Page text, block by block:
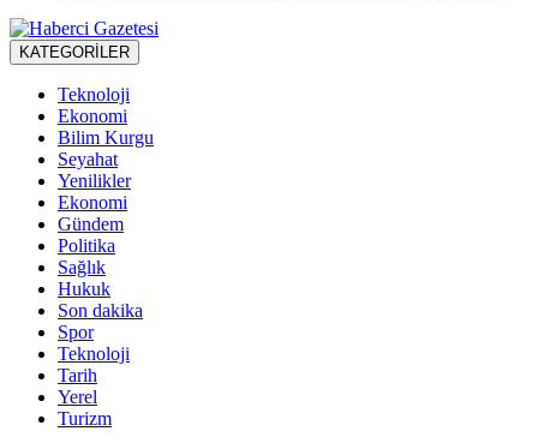
KATEGORİLER
Teknoloji
Ekonomi
Bilim Kurgu
Seyahat
Yenilikler
Ekonomi
Gündem
Politika
Sağlık
Hukuk
Son dakika
Spor
Teknoloji
Tarih
Yerel
Turizm